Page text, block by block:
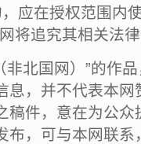
应在授权范围内
将追究其相关法
非北国网）”的作
息，并不代表本
稿件，意在为公
布，可与本网联